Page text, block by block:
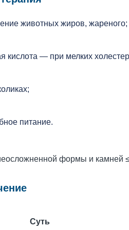
животных жиров, жареного;
кислота — при мелких
питание.
формы и камней
Суть